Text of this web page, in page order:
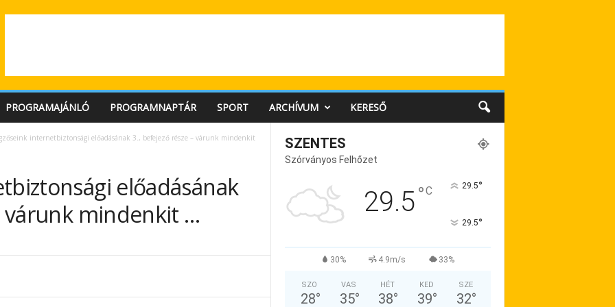
PROGRAMAJÁNLÓ PROGRAMNAPTÁR SPORT ARCHÍVUM KERESŐ
internetbiztonsági előadásának 3., befejező része – várunk mindenkit
előadásának
várunk mindenkit …
SZENTES
Szórványos Felhőzet
29.5°C 29.5°
29.5°
30% 4.9m/s 33%
SZO
28°
VAS
35°
HÉT
38°
KED
39°
SZE
32°